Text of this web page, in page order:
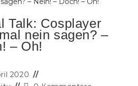
Talk: Cosplayer
nein sagen? –
– Oh!
2020